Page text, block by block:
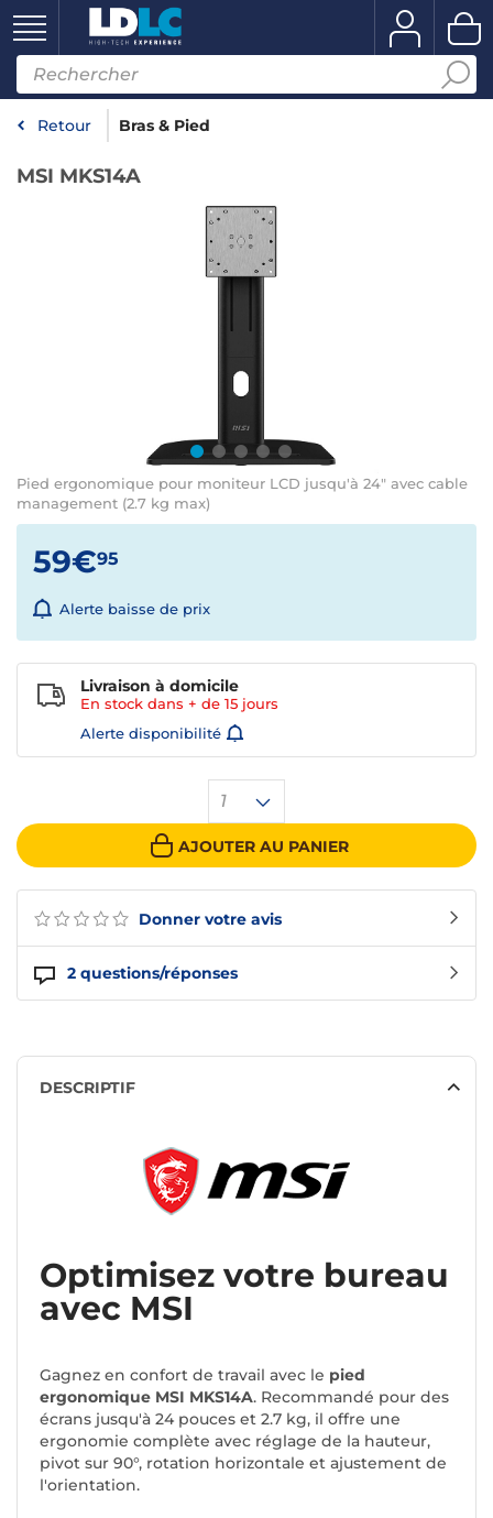
Retour Bras & Pied
MSI MKS14A
Pied ergonomique pour moniteur LCD jusqu'à 24" avec cable
management (2.7 kg max)
Donner votre avis
2 questions/réponses
59€95
Alerte baisse de prix
1
AJOUTER AU PANIER
Livraison à domicile
En stock dans + de 15 jours
Alerte disponibilité
DESCRIPTIF
Optimisez votre bureau
avec MSI
Gagnez en confort de travail avec le pied
ergonomique MSI MKS14A. Recommandé pour des
écrans jusqu'à 24 pouces et 2.7 kg, il offre une
ergonomie complète avec réglage de la hauteur,
pivot sur 90°, rotation horizontale et ajustement de
l'orientation.